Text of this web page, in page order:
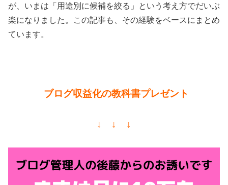
が、いまは「用途別に候補を絞る」という考え方でだいぶ
楽になりました。この記事も、その経験をベースにまとめ
ています。
ブログ収益化の教科書プレゼント
↓ ↓ ↓